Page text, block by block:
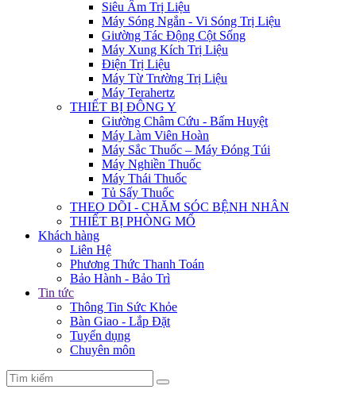
Siêu Âm Trị Liệu
Máy Sóng Ngắn - Vi Sóng Trị Liệu
Giường Tác Động Cột Sống
Máy Xung Kích Trị Liệu
Điện Trị Liệu
Máy Từ Trường Trị Liệu
Máy Terahertz
THIẾT BỊ ĐÔNG Y
Giường Châm Cứu - Bấm Huyệt
Máy Làm Viên Hoàn
Máy Sắc Thuốc – Máy Đóng Túi
Máy Nghiền Thuốc
Máy Thái Thuốc
Tủ Sấy Thuốc
THEO DÕI - CHĂM SÓC BỆNH NHÂN
THIẾT BỊ PHÒNG MỔ
Khách hàng
Liên Hệ
Phương Thức Thanh Toán
Bảo Hành - Bảo Trì
Tin tức
Thông Tin Sức Khỏe
Bàn Giao - Lắp Đặt
Tuyển dụng
Chuyên môn